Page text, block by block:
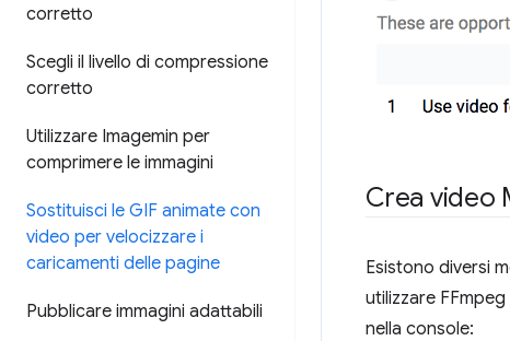
corretto
Scegli il livello di compressione
corretto
Utilizzare Imagemin per
comprimere le immagini
Sostituisci le GIF animate con
video per velocizzare i
caricamenti delle pagine
Pubblicare immagini adattabili
Crea video
Esistono diversi
utilizzare
nella console: